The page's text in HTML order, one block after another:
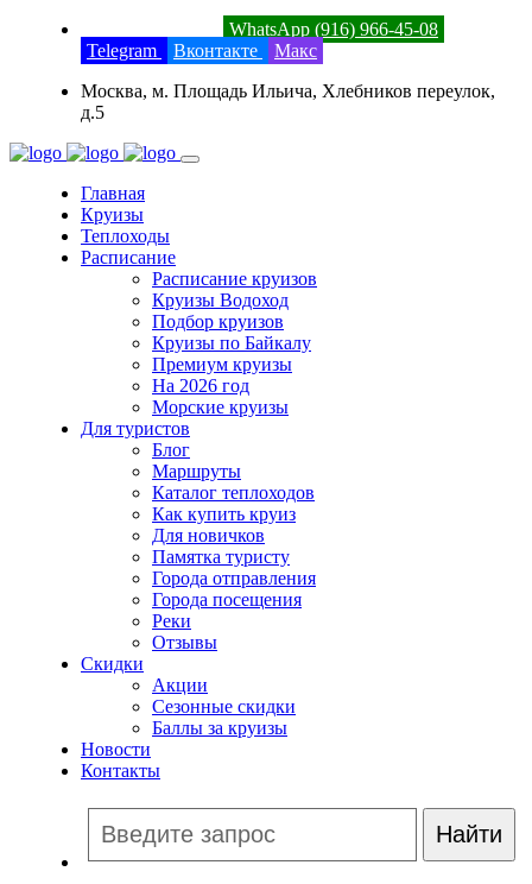
WhatsApp (916) 966-45-08
Telegram
Вконтакте
Макс
Москва, м. Площадь Ильича, Хлебников переулок,
д.5
Главная
Круизы
Теплоходы
Расписание
Расписание круизов
Круизы Водоход
Подбор круизов
Круизы по Байкалу
Премиум круизы
На 2026 год
Морские круизы
Для туристов
Блог
Маршруты
Каталог теплоходов
Как купить круиз
Для новичков
Памятка туристу
Города отправления
Города посещения
Реки
Отзывы
Скидки
Акции
Сезонные скидки
Баллы за круизы
Новости
Контакты